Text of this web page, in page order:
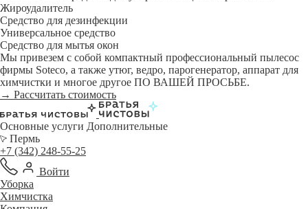
Жироудалитель
Средство для дезинфекции
Универсальное средство
Средство для мытья окон
Мы привезем с собой компактный профессиональный пылесос
фирмы Soteco, а также утюг, ведро, парогенератор, аппарат для
химчистки и многое другое ПО ВАШЕЙ ПРОСЬБЕ.
→ Рассчитать стоимость
Основные услуги Дополнительные
Пермь
+7 (342) 248-55-25
Войти
Уборка
Химчистка